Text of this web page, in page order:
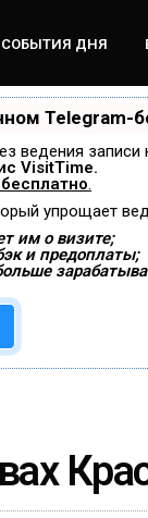
СОБЫТИЯ ДНЯ
Telegram-
ведения
VisitTime.
.
упрощает
им о визите;
и предоплаты;